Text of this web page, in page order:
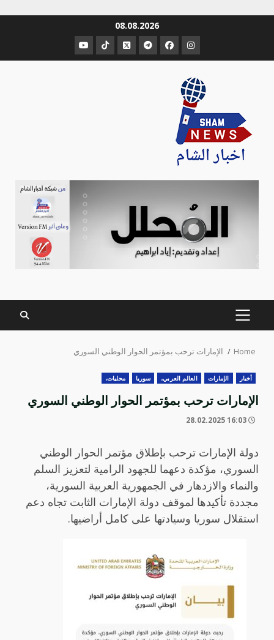
08.08.2026
عنصر
القائمة
عنصر
القائمة
عنصر
القائمة
عنصر
القائمة
عنصر
القائمة
عنصر
القائمة
PRIMARY
MENU
Home الإمارات ترحب بمؤتمر الحوار الوطني السوري
أخبار الإمارات العالم العربي، سوريا محليات،
الإمارات ترحب بمؤتمر الحوار الوطني السوري
دولة الإمارات ترحب بإطلاق مؤتمر الحوار الوطني
السوري، مؤكدة دعهما للجهود الرامية لتعزيز السلم
والنماء والازدهار في الجمهورية العربية السورية،
مجددة تأكيدها لموقف دولة الإمارات الثابت تجاه دعم
استقلال سوريا وسيادتها على كامل أراضيها.